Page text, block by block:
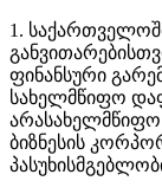
1.
ფინანსური
სახელმწიფო
არასახელმწიფო
ბიზნესის